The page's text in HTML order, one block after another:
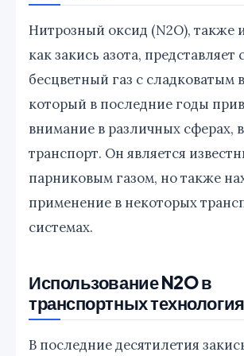
Нитрозный оксид (N2O), также
как закись азота, представляет
бесцветный газ с сладковатым
который в последние годы
внимание в различных сферах,
транспорт. Он является
парниковым газом, но также
применение в некоторых
системах.
Использование N2O в
транспортных
В последние десятилетия